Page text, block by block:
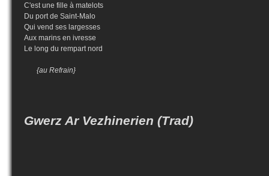
C'est une fille à matelots
Du port de Saint-Malo
Qui vend ses largesses
Aux marins en ivresse
Le long du rempart nord
{au Refrain}
Gwerz Ar Vezhinerien (Trad)